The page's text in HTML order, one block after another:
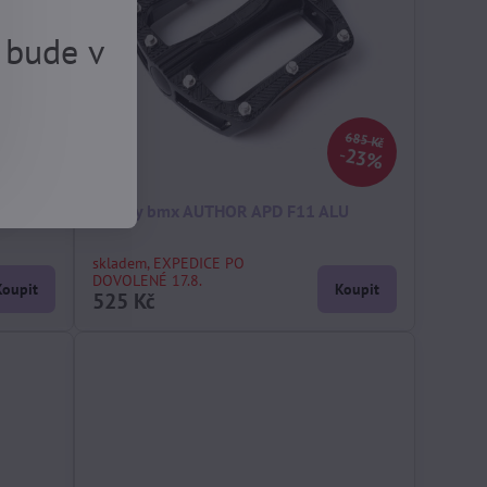
685 Kč
23%
skladem, EXPEDICE PO
DOVOLENÉ 17.8.
525 Kč Koupit
v